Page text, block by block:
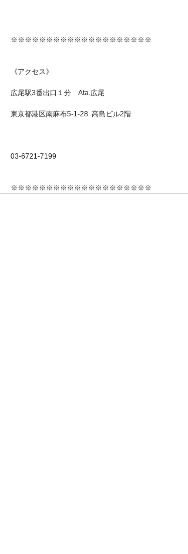
※※※※※※※※※※※※※※※※※※※※
《アクセス》
広尾駅3番出口１分　Ata.広尾
東京都港区南麻布5-1-28  高島ビル2階
03-6721-7199
※※※※※※※※※※※※※※※※※※※※